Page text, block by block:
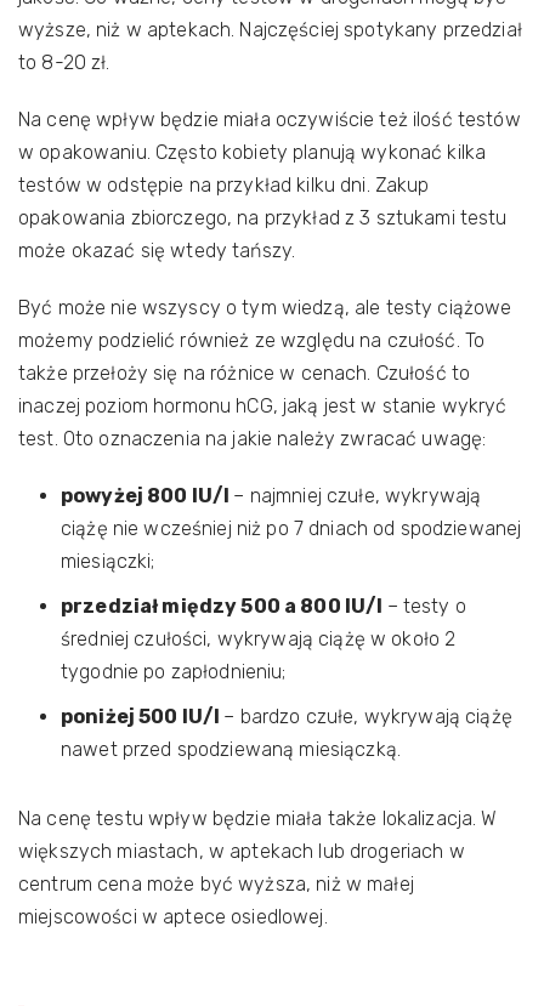
wyższe, niż w aptekach. Najczęściej spotykany przedział
to 8-20 zł.
Na cenę wpływ będzie miała oczywiście też ilość testów
w opakowaniu. Często kobiety planują wykonać kilka
testów w odstępie na przykład kilku dni. Zakup
opakowania zbiorczego, na przykład z 3 sztukami testu
może okazać się wtedy tańszy.
Być może nie wszyscy o tym wiedzą, ale testy ciążowe
możemy podzielić również ze względu na czułość. To
także przełoży się na różnice w cenach. Czułość to
inaczej poziom hormonu hCG, jaką jest w stanie wykryć
test. Oto oznaczenia na jakie należy zwracać uwagę:
powyżej 800 IU/l – najmniej czułe, wykrywają
ciążę nie wcześniej niż po 7 dniach od spodziewanej
miesiączki;
przedział między 500 a 800 IU/l – testy o
średniej czułości, wykrywają ciążę w około 2
tygodnie po zapłodnieniu;
poniżej 500 IU/l – bardzo czułe, wykrywają ciążę
nawet przed spodziewaną miesiączką.
Na cenę testu wpływ będzie miała także lokalizacja. W
większych miastach, w aptekach lub drogeriach w
centrum cena może być wyższa, niż w małej
miejscowości w aptece osiedlowej.